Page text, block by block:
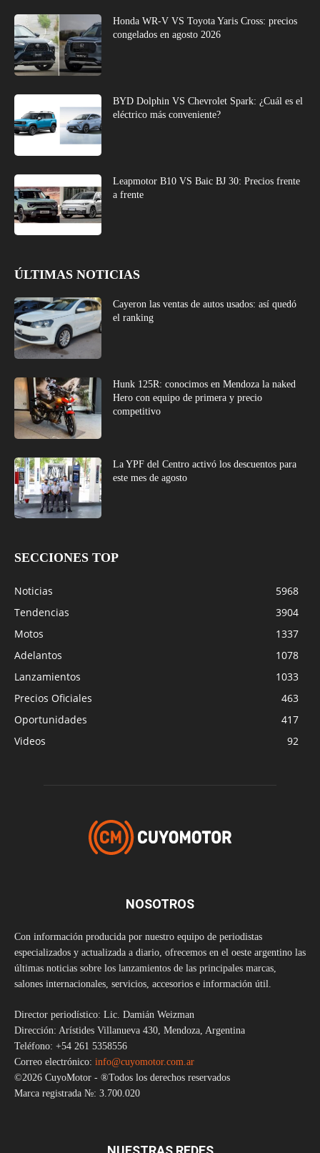
Honda WR-V VS Toyota Yaris Cross: precios
congelados en agosto 2026
BYD Dolphin VS Chevrolet Spark: ¿Cuál es el
eléctrico más conveniente?
Leapmotor B10 VS Baic BJ 30: Precios frente
a frente
ÚLTIMAS NOTICIAS
Cayeron las ventas de autos usados: así quedó
el ranking
Hunk 125R: conocimos en Mendoza la naked
Hero con equipo de primera y precio
competitivo
La YPF del Centro activó los descuentos para
este mes de agosto
SECCIONES TOP
Noticias
5968
Tendencias
3904
Motos
1337
Adelantos
1078
Lanzamientos
1033
Precios Oficiales
463
Oportunidades
417
Videos
92
NOSOTROS
Con información producida por nuestro equipo de periodistas
especializados y actualizada a diario, ofrecemos en el oeste argentino las
últimas noticias sobre los lanzamientos de las principales marcas,
salones internacionales, servicios, accesorios e información útil.
Director periodístico: Lic. Damián Weizman
Dirección: Arístides Villanueva 430, Mendoza, Argentina
Teléfono: +54 261 5358556
Correo electrónico: info@cuyomotor.com.ar
©2026 CuyoMotor - ®Todos los derechos reservados
Marca registrada №: 3.700.020